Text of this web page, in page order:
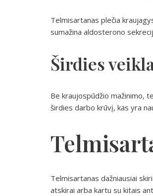
Telmisartanas plečia
sumažina aldosterono
Širdies
Be kraujospūdžio mažinimo,
širdies darbo krūvį, kas yra
Telmisartanas dažniausiai
atskirai arba kartu su kitais